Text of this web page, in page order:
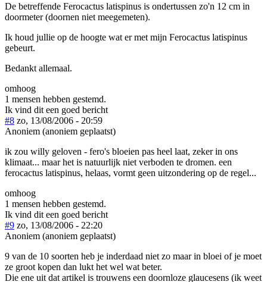
De betreffende Ferocactus latispinus is ondertussen zo'n 12 cm in
doormeter (doornen niet meegemeten).
Ik houd jullie op de hoogte wat er met mijn Ferocactus latispinus
gebeurt.
Bedankt allemaal.
omhoog
1 mensen hebben gestemd.
Ik vind dit een goed bericht
#8 zo, 13/08/2006 - 20:59
Anoniem (anoniem geplaatst)
ik zou willy geloven - fero's bloeien pas heel laat, zeker in ons
klimaat... maar het is natuurlijk niet verboden te dromen. een
ferocactus latispinus, helaas, vormt geen uitzondering op de regel...
omhoog
1 mensen hebben gestemd.
Ik vind dit een goed bericht
#9 zo, 13/08/2006 - 22:20
Anoniem (anoniem geplaatst)
9 van de 10 soorten heb je inderdaad niet zo maar in bloei of je moet
ze groot kopen dan lukt het wel wat beter.
Die ene uit dat artikel is trouwens een doornloze glaucesens (ik weet